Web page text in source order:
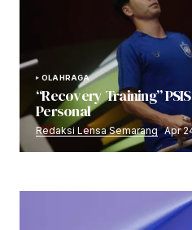
OLAHRAGA
“Recovery Training”
Personal
Redaksi Lensa Semarang Apr